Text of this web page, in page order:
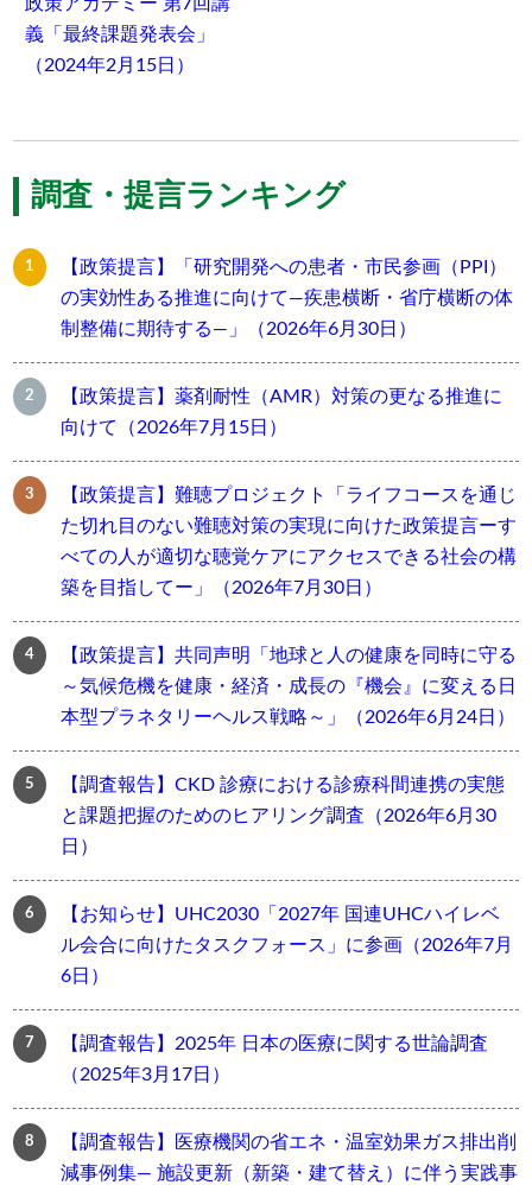
義「最終課題発表会」
（2024年2月15日）
調査・提言ランキング
【政策提言】「研究開発への患者・市民参画（PPI）
の実効性ある推進に向けて―疾患横断・省庁横断の体
制整備に期待する―」（2026年6月30日）
【政策提言】薬剤耐性（AMR）対策の更なる推進に
向けて（2026年7月15日）
【政策提言】難聴プロジェクト「ライフコースを通じ
た切れ目のない難聴対策の実現に向けた政策提言ーす
べての人が適切な聴覚ケアにアクセスできる社会の構
築を目指してー」（2026年7月30日）
【政策提言】共同声明「地球と人の健康を同時に守る
～気候危機を健康・経済・成長の『機会』に変える日
本型プラネタリーヘルス戦略～」（2026年6月24日）
【調査報告】CKD 診療における診療科間連携の実態
と課題把握のためのヒアリング調査（2026年6月30
日）
【お知らせ】UHC2030「2027年 国連UHCハイレベ
ル会合に向けたタスクフォース」に参画（2026年7月
6日）
【調査報告】2025年 日本の医療に関する世論調査
（2025年3月17日）
【調査報告】医療機関の省エネ・温室効果ガス排出削
減事例集― 施設更新（新築・建て替え）に伴う実践事